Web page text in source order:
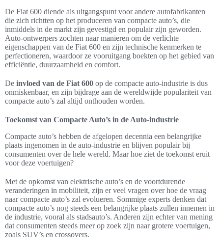
De Fiat 600 diende als uitgangspunt voor andere autofabrikanten
die zich richtten op het produceren van compacte auto’s, die
inmiddels in de markt zijn gevestigd en populair zijn geworden.
Auto-ontwerpers zochten naar manieren om de verlichte
eigenschappen van de Fiat 600 en zijn technische kenmerken te
perfectioneren, waardoor ze vooruitgang boekten op het gebied van
efficiëntie, duurzaamheid en comfort.
De invloed van de Fiat 600 op de compacte auto-industrie is dus
onmiskenbaar, en zijn bijdrage aan de wereldwijde populariteit van
compacte auto’s zal altijd onthouden worden.
Toekomst van Compacte Auto’s in de Auto-industrie
Compacte auto’s hebben de afgelopen decennia een belangrijke
plaats ingenomen in de auto-industrie en blijven populair bij
consumenten over de hele wereld. Maar hoe ziet de toekomst eruit
voor deze voertuigen?
Met de opkomst van elektrische auto’s en de voortdurende
veranderingen in mobiliteit, zijn er veel vragen over hoe de vraag
naar compacte auto’s zal evolueren. Sommige experts denken dat
compacte auto’s nog steeds een belangrijke plaats zullen innemen in
de industrie, vooral als stadsauto’s. Anderen zijn echter van mening
dat consumenten steeds meer op zoek zijn naar grotere voertuigen,
zoals SUV’s en crossovers.